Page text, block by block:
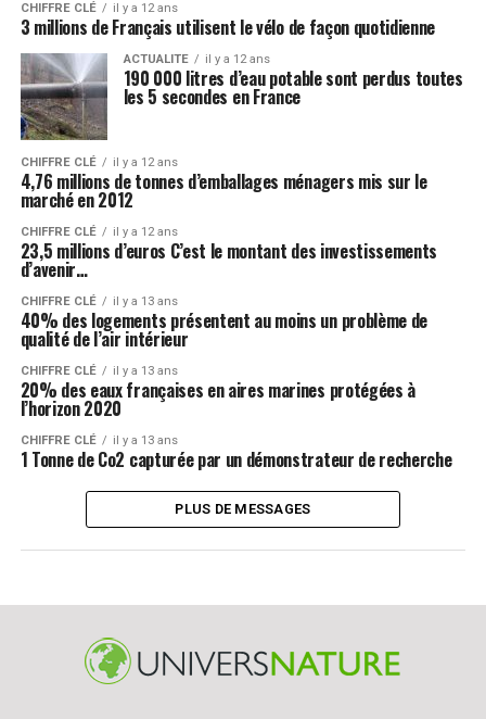
CHIFFRE CLÉ il y a 12 ans
3 millions de Français utilisent le vélo de façon quotidienne
ACTUALITE il y a 12 ans
190 000 litres d’eau potable sont perdus toutes
les 5 secondes en France
CHIFFRE CLÉ il y a 12 ans
4,76 millions de tonnes d’emballages ménagers mis sur le
marché en 2012
CHIFFRE CLÉ il y a 12 ans
23,5 millions d’euros C’est le montant des investissements
d’avenir…
CHIFFRE CLÉ il y a 13 ans
40% des logements présentent au moins un problème de
qualité de l’air intérieur
CHIFFRE CLÉ il y a 13 ans
20% des eaux françaises en aires marines protégées à
l’horizon 2020
CHIFFRE CLÉ il y a 13 ans
1 Tonne de Co2 capturée par un démonstrateur de recherche
PLUS DE MESSAGES